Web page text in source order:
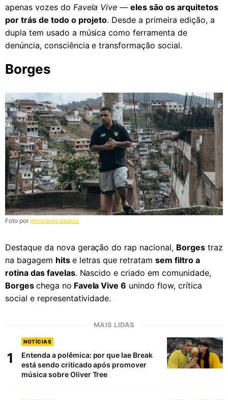
apenas vozes do Favela Vive —eles são os arquitetos
por trás de todo o projeto. Desde a primeira edição, a
dupla tem usado a música como ferramenta de
denúncia, consciência e transformação social.
Borges
Foto por @madeira.beatriz
Destaque da nova geração do rap nacional, Borgestraz
na bagagem hits e letras que retratamsem filtro a
rotina das favelas. Nascido e criado em comunidade,
Borges chega no Favela Vive 6 unindo flow, crítica
social e representatividade.
MAIS LIDAS
1
NOTÍCIAS
Entenda a polêmica: por que Iae Break
está sendo criticado após promover
música sobre Oliver Tree